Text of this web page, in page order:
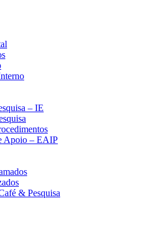
– IE
Apoio – EAIP
& Pesquisa